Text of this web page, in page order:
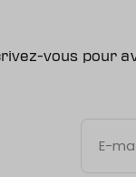
vous pour
E-